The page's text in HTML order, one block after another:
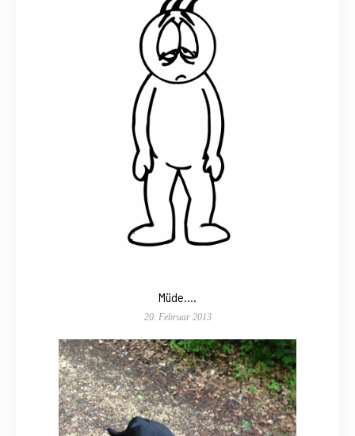
Müde….
20. Februar 2013